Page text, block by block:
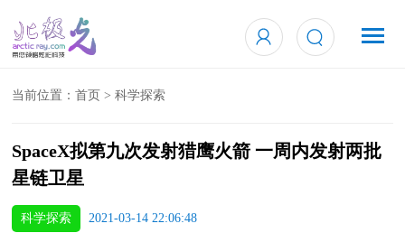
当前位置：首页 >科学探索
SpaceX拟第九次发射猎鹰火箭 一周内发射两批
星链卫星
科学探索 2021-03-14 22:06:48